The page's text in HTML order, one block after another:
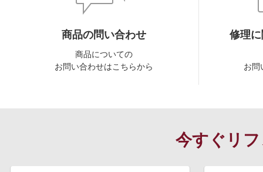
商品の問い合わせ
商品についての
お問い合わせはこちらから
修理
お問
今すぐリ